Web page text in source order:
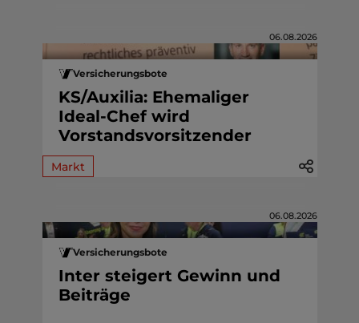
06.08.2026
Versicherungsbote
KS/Auxilia: Ehemaliger
Ideal-Chef wird
Vorstandsvorsitzender
Markt
06.08.2026
Versicherungsbote
Inter steigert Gewinn und
Beiträge